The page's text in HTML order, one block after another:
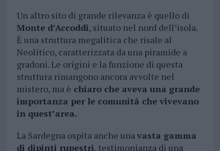
Un altro sito di grande rilevanza è quello di
Monte d’Accoddi, situato nel nord dell’isola.
È una struttura megalitica che risale al
Neolitico, caratterizzata da una piramide a
gradoni. Le origini e la funzione di questa
struttura rimangono ancora avvolte nel
mistero, ma è chiaro che aveva una grande
importanza per le comunità che vivevano
in quest’area.
La Sardegna ospita anche unavasta gamma
di dipinti rupestri, testimonianza di una